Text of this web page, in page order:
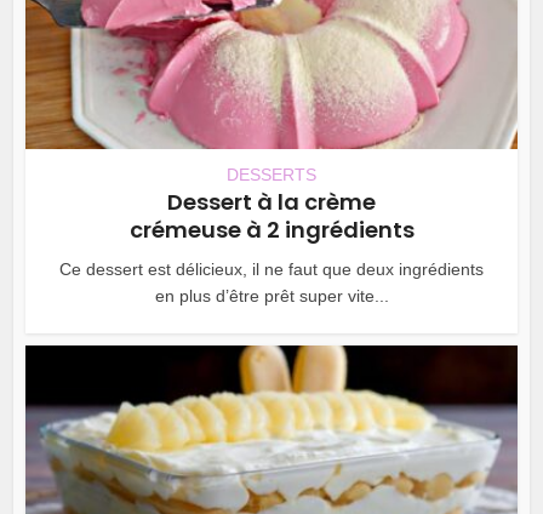
DESSERTS
Dessert à la crème
crémeuse à 2 ingrédients
Ce dessert est délicieux, il ne faut que deux ingrédients
en plus d’être prêt super vite...